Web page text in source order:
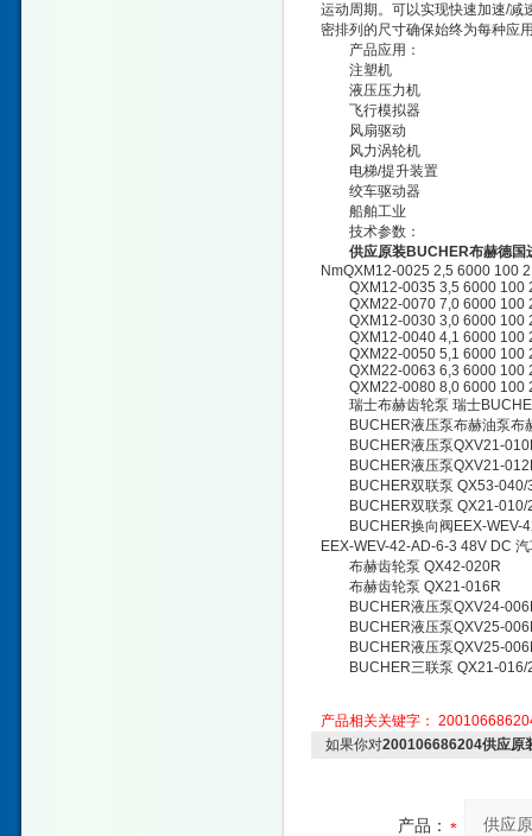
运动周期。可以实现快速加速/减
密排列的尺寸确保始终为每种应
产品应用：
注塑机
液压压力机
飞行模拟器
风扇驱动
风力涡轮机
电梯/提升装置
绞车驱动器
船舶工业
技术参数：
供应原装BUCHER布赫德国
NmQXM12-0025 2,5 6000 100
QXM12-0035 3,5 6000 100
QXM22-0070 7,0 6000 100
QXM12-0030 3,0 6000 100
QXM12-0040 4,1 6000 100
QXM22-0050 5,1 6000 100
QXM22-0063 6,3 6000 100
QXM22-0080 8,0 6000 100
瑞士布赫齿轮泵 瑞士
BUCHER液压泵布赫油泵布
BUCHER液压泵QXV21-
BUCHER液压泵QXV21-
BUCHER双联泵 QX53-040/
BUCHER双联泵 QX21-010/
BUCHER换向阀EEX-WEV-
EEX-WEV-42-AD-6-3 48V DC
布赫齿轮泵 QX42-020R
布赫齿轮泵 QX21-016R
BUCHER液压泵QXV24-
BUCHER液压泵QXV25-
BUCHER液压泵QXV25-
BUCHER三联泵 QX21-016/
产品相关关键字：
如果你对200106686204供应原
产品：